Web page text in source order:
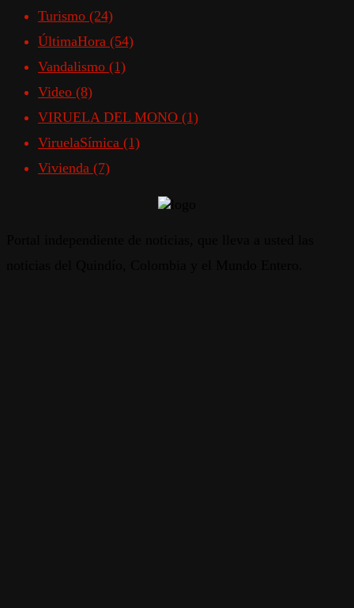
Turismo (24)
ÚltimaHora (54)
Vandalismo (1)
Video (8)
VIRUELA DEL MONO (1)
ViruelaSímica (1)
Vivienda (7)